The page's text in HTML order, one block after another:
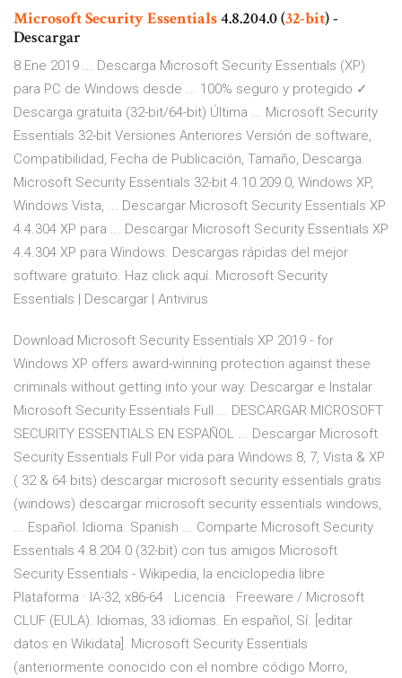
MicrosoftSecurityEssentials4.8.204.0 (32-bit) -
Descargar
8 Ene 2019 ... Descarga Microsoft Security Essentials (XP)
para PC de Windows desde ... 100% seguro y protegido ✓
Descarga gratuita (32-bit/64-bit) Última ... Microsoft Security
Essentials 32-bit Versiones Anteriores Versión de software,
Compatibilidad, Fecha de Publicación, Tamaño, Descarga.
Microsoft Security Essentials 32-bit 4.10.209.0, Windows XP,
Windows Vista, ... Descargar Microsoft Security Essentials XP
4.4.304 XP para ... Descargar Microsoft Security Essentials XP
4.4.304 XP para Windows. Descargas rápidas del mejor
software gratuito. Haz click aquí. Microsoft Security
Essentials | Descargar | Antivirus
Download Microsoft Security Essentials XP 2019 - for
Windows XP offers award-winning protection against these
criminals without getting into your way. Descargar e Instalar
Microsoft Security Essentials Full ... DESCARGAR MICROSOFT
SECURITY ESSENTIALS EN ESPAÑOL ... Descargar Microsoft
Security Essentials Full Por vida para Windows 8, 7, Vista & XP
( 32 & 64 bits) descargar microsoft security essentials gratis
(windows) descargar microsoft security essentials windows,
... Español. Idioma. Spanish ... Comparte Microsoft Security
Essentials 4.8.204.0 (32-bit) con tus amigos Microsoft
Security Essentials - Wikipedia, la enciclopedia libre
Plataforma · IA-32, x86-64 · Licencia · Freeware / Microsoft
CLUF (EULA). Idiomas, 33 idiomas. En español, Sí. [editar
datos en Wikidata]. Microsoft Security Essentials
(anteriormente conocido con el nombre código Morro,